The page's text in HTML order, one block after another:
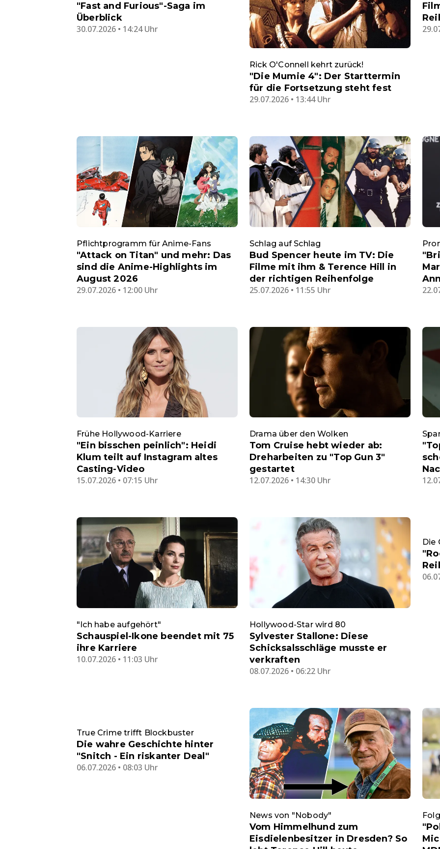
"Fast and Furious"-Saga im
Überblick
30.07.2026 • 14:24 Uhr
Rick O'Connell kehrt zurück!
"Die Mumie 4": Der Starttermin
für die Fortsetzung steht fest
29.07.2026 • 13:44 Uhr
Pflichtprogramm für Anime-Fans
"Attack on Titan" und mehr: Das
sind die Anime-Highlights im
August 2026
29.07.2026 • 12:00 Uhr
Schlag auf Schlag
Bud Spencer heute im TV: Die
Filme mit ihm & Terence Hill in
der richtigen Reihenfolge
25.07.2026 • 11:55 Uhr
Frühe Hollywood-Karriere
"Ein bisschen peinlich": Heidi
Klum teilt auf Instagram altes
Casting-Video
15.07.2026 • 07:15 Uhr
Drama über den Wolken
Tom Cruise hebt wieder ab:
Dreharbeiten zu "Top Gun 3"
gestartet
12.07.2026 • 14:30 Uhr
"Ich habe aufgehört"
Schauspiel-Ikone beendet mit 75
ihre Karriere
10.07.2026 • 11:03 Uhr
Hollywood-Star wird 80
Sylvester Stallone: Diese
Schicksalsschläge musste er
verkraften
08.07.2026 • 06:22 Uhr
Die
True Crime trifft Blockbuster
Die wahre Geschichte hinter
"Snitch - Ein riskanter Deal"
06.07.2026 • 08:03 Uhr
News von "Nobody"
Vom Himmelhund zum
Eisdielenbesitzer in Dresden? So